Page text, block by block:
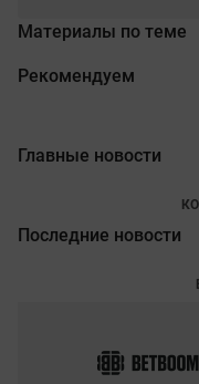
Материалы по теме
Рекомендуем
Главные новости
Последние новости